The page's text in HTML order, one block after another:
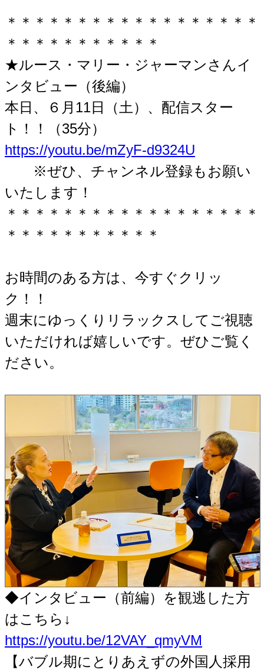
＊＊＊＊＊＊＊＊＊＊＊＊＊＊＊＊＊＊
＊＊＊＊＊＊＊＊＊＊＊
★ルース・マリー・ジャーマンさんイ
ンタビュー（後編）
本日、６月11日（土）、配信スター
ト！！（35分）
https://youtu.be/mZyF-d9324U
※ぜひ、チャンネル登録もお願い
いたします！
＊＊＊＊＊＊＊＊＊＊＊＊＊＊＊＊＊＊
＊＊＊＊＊＊＊＊＊＊＊
お時間のある方は、今すぐクリッ
ク！！
週末にゆっくりリラックスしてご視聴
いただければ嬉しいです。ぜひご覧く
ださい。
◆インタビュー（前編）を観逃した方
はこちら↓
https://youtu.be/12VAY_qmyVM
【バブル期にとりあえずの外国人採用